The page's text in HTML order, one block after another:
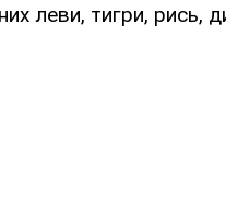
леви, тигри, рись,